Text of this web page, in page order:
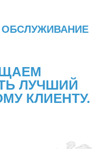
ЛУЧШИЙ
КЛИЕНТУ.